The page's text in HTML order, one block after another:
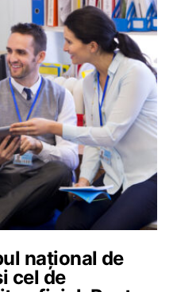
național de
cel de